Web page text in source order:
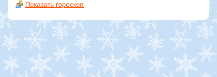
Показать гороскоп